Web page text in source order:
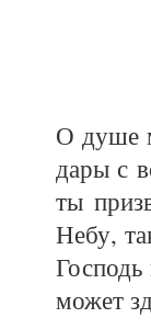
О душе
дары с
ты
Небу,
может